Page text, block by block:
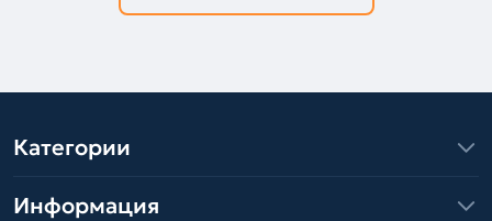
Категории
Информация